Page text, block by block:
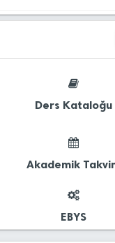
Deprem Bölgesi
İYBF 2023 Yılı Birim
İYBF 2022 Yılı Birim
İYBF 2021 Yılı Birim
Öğrenci Konseyi
Ders Kataloğu
Akademik
EBYS